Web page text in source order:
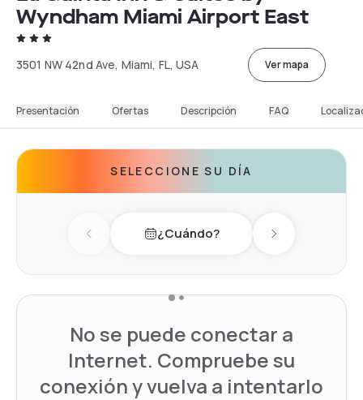
Wyndham Miami Airport East
3501 NW 42nd Ave, Miami, FL, USA Ver mapa
Presentación Ofertas Descripción FAQ
SELECCIONE SU DÍA
Previous day¿Cuándo? Next day
No se puede conectar a
Internet. Compruebe su
conexión y vuelva a intentarlo